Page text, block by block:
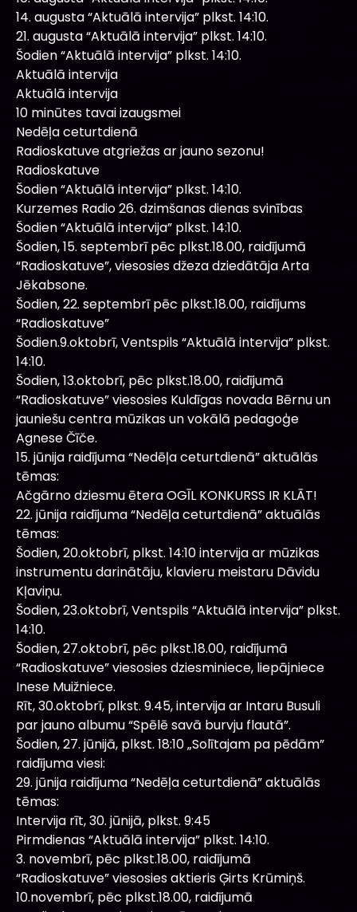
14. augusta “Aktuālā intervija” plkst. 14:10.
21. augusta “Aktuālā intervija” plkst. 14:10.
Šodien “Aktuālā intervija” plkst. 14:10.
Aktuālā intervija
Aktuālā intervija
10 minūtes tavai izaugsmei
Nedēļa ceturtdienā
Radioskatuve atgriežas ar jauno sezonu!
Radioskatuve
Šodien “Aktuālā intervija” plkst. 14:10.
Kurzemes Radio 26. dzimšanas dienas svinības
Šodien “Aktuālā intervija” plkst. 14:10.
Šodien, 15. septembrī pēc plkst.18.00, raidījumā
“Radioskatuve”, viesosies džeza dziedātāja Arta
Jēkabsone.
Šodien, 22. septembrī pēc plkst.18.00, raidījums
“Radioskatuve”
Šodien.9.oktobrī, Ventspils “Aktuālā intervija” plkst.
14:10.
Šodien, 13.oktobrī, pēc plkst.18.00, raidījumā
“Radioskatuve” viesosies Kuldīgas novada Bērnu un
jauniešu centra mūzikas un vokālā pedagoģe
Agnese Čīče.
15. jūnija raidījuma “Nedēļa ceturtdienā” aktuālās
tēmas:
Ačgārno dziesmu ētera OGĪL KONKURSS IR KLĀT!
22. jūnija raidījuma “Nedēļa ceturtdienā” aktuālās
tēmas:
Šodien, 20.oktobrī, plkst. 14:10 intervija ar mūzikas
instrumentu darinātāju, klavieru meistaru Dāvidu
Kļaviņu.
Šodien, 23.oktobrī, Ventspils “Aktuālā intervija” plkst.
14:10.
Šodien, 27.oktobrī, pēc plkst.18.00, raidījumā
“Radioskatuve” viesosies dziesminiece, liepājniece
Inese Muižniece.
Rīt, 30.oktobrī, plkst. 9.45, intervija ar Intaru Busuli
par jauno albumu “Spēlē savā burvju flautā”.
Šodien, 27. jūnijā, plkst. 18:10 „Solītajam pa pēdām”
raidījuma viesi:
29. jūnija raidījuma “Nedēļa ceturtdienā” aktuālās
tēmas:
Intervija rīt, 30. jūnijā, plkst. 9:45
Pirmdienas “Aktuālā intervija” plkst. 14:10.
3. novembrī, pēc plkst.18.00, raidījumā
“Radioskatuve” viesosies aktieris Ģirts Krūmiņš.
10.novembrī, pēc plkst.18.00, raidījumā